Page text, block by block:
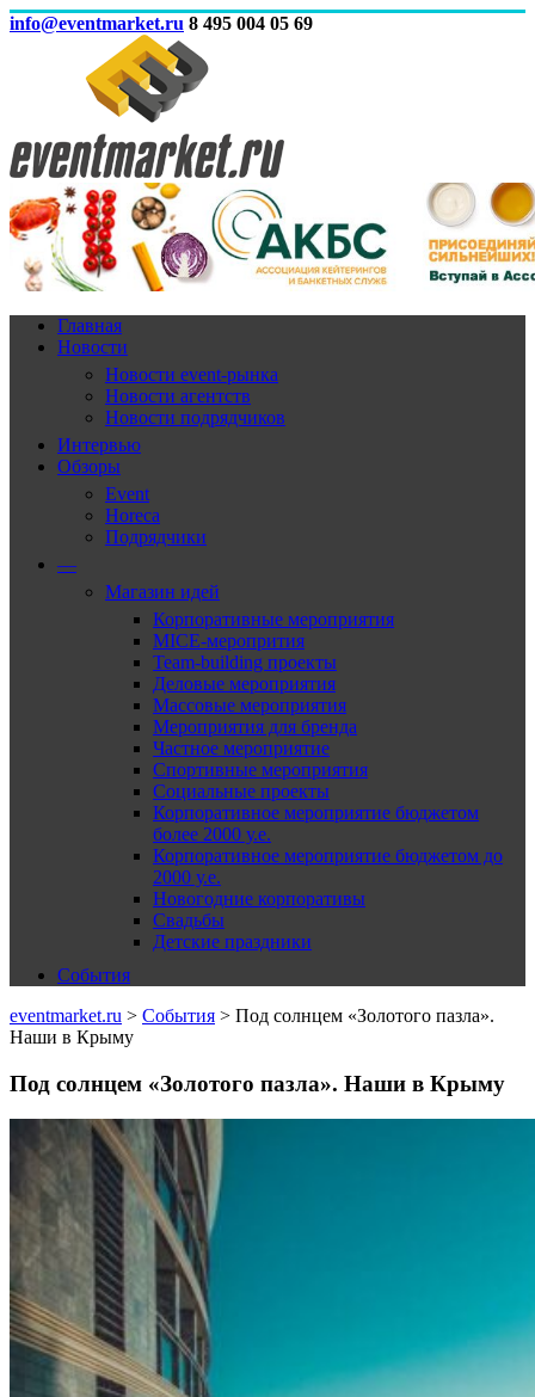
info@eventmarket.ru 8 495 004 05 69
Главная
Новости
Новости event-рынка
Новости агентств
Новости подрядчиков
Интервью
Обзоры
Event
Horeca
Подрядчики
—
Магазин идей
Корпоративные мероприятия
MICE-меропрития
Team-building проекты
Деловые мероприятия
Массовые мероприятия
Мероприятия для бренда
Частное мероприятие
Спортивные мероприятия
Социальные проекты
Корпоративное мероприятие бюджетом
более 2000 у.е.
Корпоративное мероприятие бюджетом до
2000 у.е.
Новогодние корпоративы
Свадьбы
Детские праздники
События
eventmarket.ru > События > Под солнцем «Золотого пазла».
Наши в Крыму
Под солнцем «Золотого пазла». Наши в Крыму